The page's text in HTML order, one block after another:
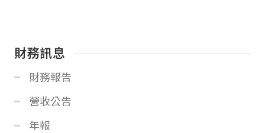
財務訊息
財務報告
營收公告
年報